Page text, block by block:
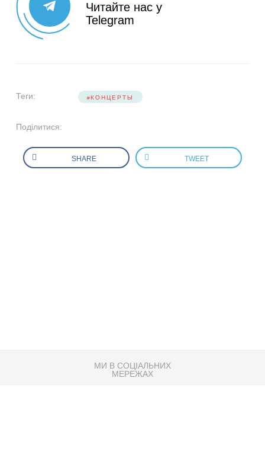
Читайте нас у
Telegram
Теги: КОНЦЕРТЫ
Поділитися:
SHARE TWEET
МИ В СОЦІАЛЬНИХ
МЕРЕЖАХ